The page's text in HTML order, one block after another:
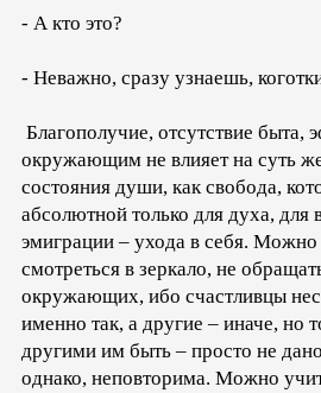
- А кто это?
- Неважно, сразу узнаешь,
Благополучие, отсутствие быта,
окружающим не влияет на суть
состояния души, как свобода,
абсолютной только для духа, для
эмиграции – ухода в себя. Можно
смотреться в зеркало, не
окружающих, ибо счастливцы
именно так, а другие – иначе, но
другими им быть – просто не
однако, неповторима. Можно